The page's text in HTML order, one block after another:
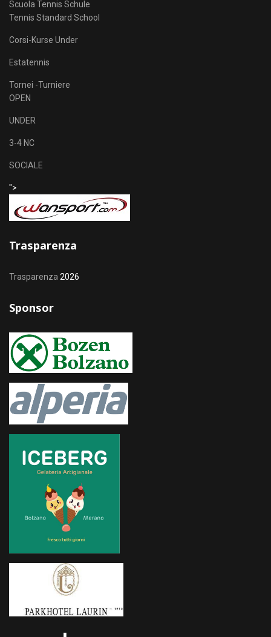
Scuola Tennis Schule
Tennis Standard School
Corsi-Kurse Under
Estatennis
Tornei -Turniere
OPEN
UNDER
3-4 NC
SOCIALE
">
Trasparenza
Trasparenza 2026
Sponsor